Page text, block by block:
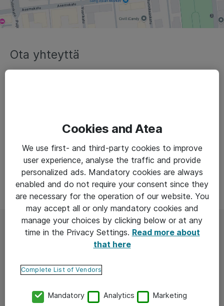
Ota yhteyttä
Iiro Pakka
Head of Sales, North & East
Lähetä sähköpostia
Lue lisää
Cookies and Atea
We use first- and third-party cookies to improve
user experience, analyse the traffic and provide
personalized ads. Mandatory cookies are always
enabled and do not require your consent since they
are necessary for the operation of our website. You
may accept all or only mandatory cookies and
manage your choices by clicking below or at any
time in the Privacy Settings. Read more about
that here
Complete List of Vendors
Mandatory Analytics Marketing